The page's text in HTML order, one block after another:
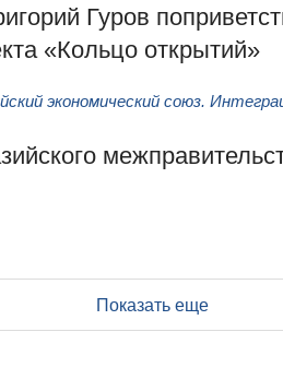
Гуров
«Кольцо открытий»
экономический союз.
Показать еще